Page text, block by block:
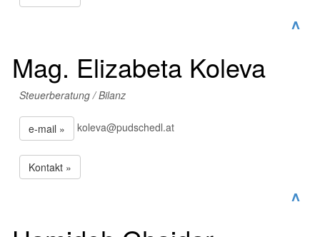
^
Mag. Elizabeta Koleva
Steuerberatung / Bilanz
e-mail » koleva@pudschedl.at
Kontakt »
^